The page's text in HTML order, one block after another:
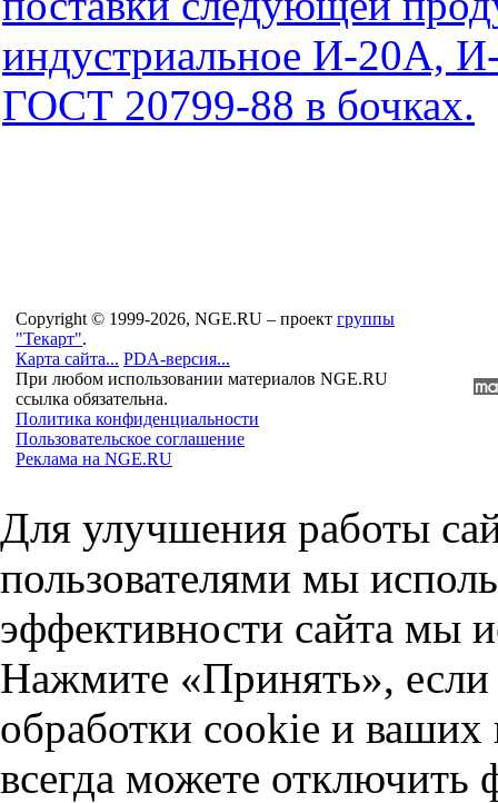
индустриальное И-20А,
ГОСТ 20799-88 в бочках.
Copyright © 1999-2026, NGE.RU – проект группы
"Текарт".
Карта сайта... PDA-версия...
При любом использовании материалов NGE.RU
ссылка обязательна.
Политика конфиденциальности
Пользовательское соглашение
Реклама на NGE.RU
Для улучшения работы
пользователями мы
эффективности сайта мы
Нажмите «Принять», если
обработки cookie и
всегда можете отключить